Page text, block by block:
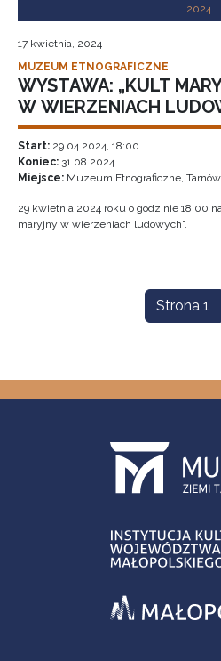
2024
17 kwietnia, 2024
MUZEUM ETNOGRAFICZNE
WYSTAWA: „KULT
W WIERZENIACH
Start: 29.04.2024, 18:00
Koniec: 31.08.2024
Miejsce: Muzeum Etnograficzne,
29 kwietnia 2024 roku o godzinie 18:00
maryjny w wierzeniach ludowych”.
Strona 1